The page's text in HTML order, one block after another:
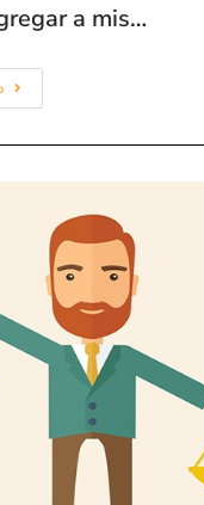
a mis…